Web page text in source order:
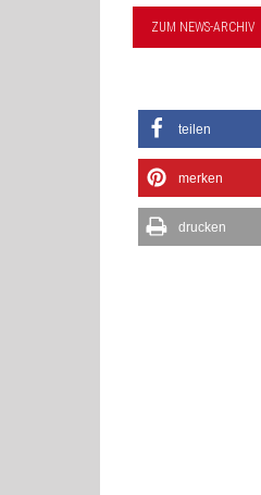
ZUM NEWS-ARCHIV
teilen
merken
drucken